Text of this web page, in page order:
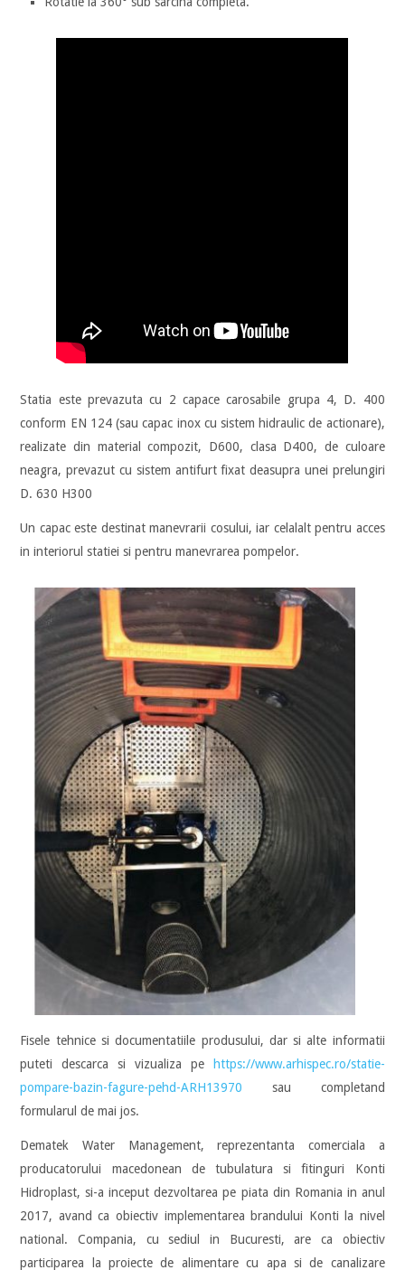
Statia este prevazuta cu 2 capace carosabile grupa 4, D. 400
conform EN 124 (sau capac inox cu sistem hidraulic de actionare),
realizate din material compozit, D600, clasa D400, de culoare
neagra, prevazut cu sistem antifurt fixat deasupra unei prelungiri
D. 630 H300
Un capac este destinat manevrarii cosului, iar celalalt pentru acces
in interiorul statiei si pentru manevrarea pompelor.
Fisele tehnice si documentatiile produsului, dar si alte informatii
puteti descarca si vizualiza pe
https://www.arhispec.ro/statie-
pompare-bazin-fagure-pehd-ARH13970 sau completand
formularul de mai jos.
Dematek Water Management, reprezentanta comerciala a
producatorului macedonean de tubulatura si fitinguri Konti
Hidroplast, si-a inceput dezvoltarea pe piata din Romania in anul
2017, avand ca obiectiv implementarea brandului Konti la nivel
national. Compania, cu sediul in Bucuresti, are ca obiectiv
participarea la proiecte de alimentare cu apa si de canalizare